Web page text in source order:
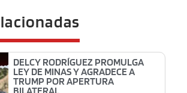
DELCY RODRÍGUEZ PROMULGA
LEY DE MINAS Y AGRADECE A
TRUMP POR APERTURA
BILATERAL